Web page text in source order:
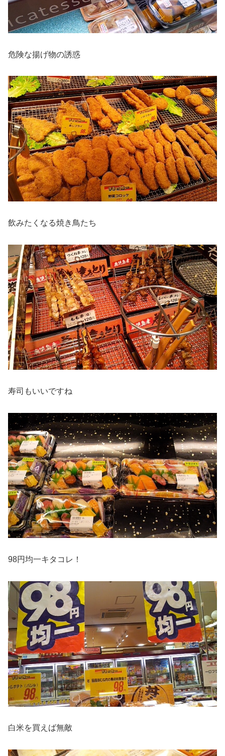
危険な揚げ物の誘惑
飲みたくなる焼き鳥たち
寿司もいいですね
98円均一キタコレ！
白米を買えば無敵